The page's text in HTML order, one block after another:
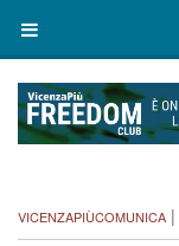
VICENZAPIÙCOMUNICA |